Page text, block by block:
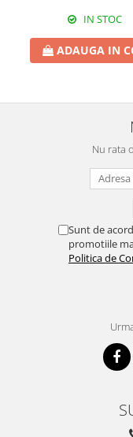
IN STOC
ADAUGA IN
Nu rata
Sunt de
promotiile
Politica de